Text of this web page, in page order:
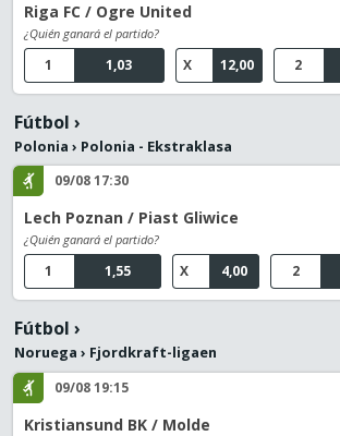
Riga FC / Ogre United
¿Quién ganará el partido?
1,03
1 12,00
X 2
Fútbol ›
Polonia › Polonia - Ekstraklasa
09/08 17:30
Lech Poznan / Piast Gliwice
¿Quién ganará el partido?
1,55
1 4,00
X 2
Fútbol ›
Noruega › Fjordkraft-ligaen
09/08 19:15
Kristiansund BK / Molde